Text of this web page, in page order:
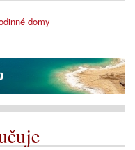
domy